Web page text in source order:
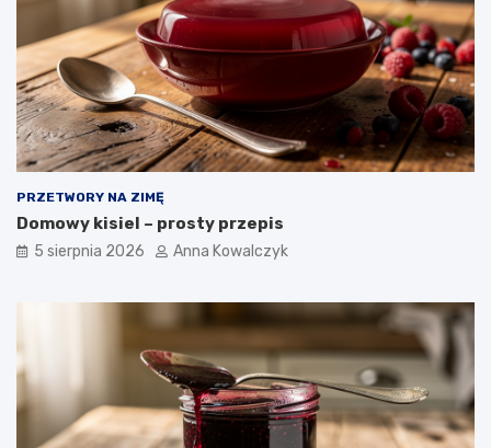
PRZETWORY NA ZIMĘ
Domowy kisiel – prosty przepis
5 sierpnia 2026 Anna Kowalczyk